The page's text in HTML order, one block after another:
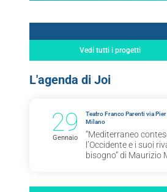
Vedi tutti i progetti
L'agenda di Joi
29
Gennaio
Teatro Franco Parenti via
Milano
“Mediterraneo
l’Occidente e i suoi
bisogno” di Maurizio